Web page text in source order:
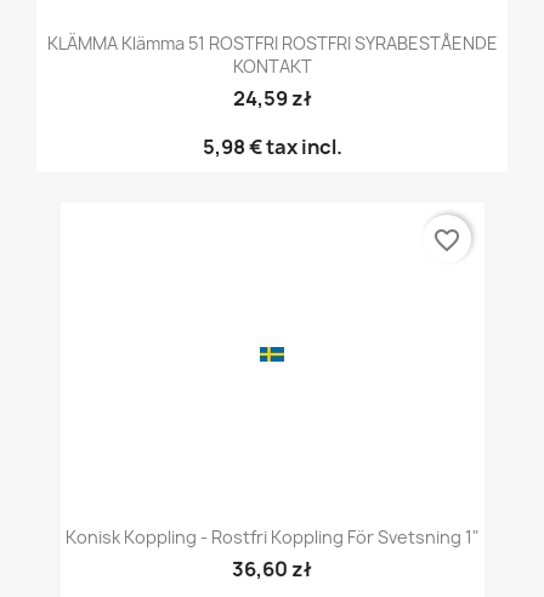
KLÄMMA Klämma 51 ROSTFRI ROSTFRI SYRABESTÅENDE
KONTAKT
24,59 zł
5,98 €tax incl.
Konisk Koppling - Rostfri Koppling För Svetsning 1"
36,60 zł
favorite_border